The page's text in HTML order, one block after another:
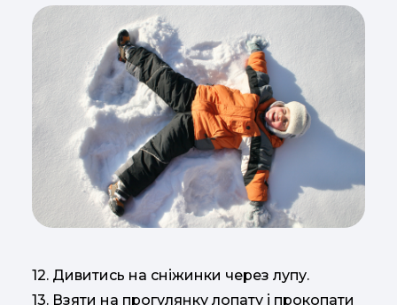
12. Дивитись на сніжинки через лупу.
13. Взяти на прогулянку лопату і прокопати